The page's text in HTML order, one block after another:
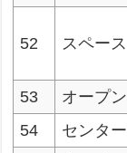
52 スペース
53
オープン
54
センター